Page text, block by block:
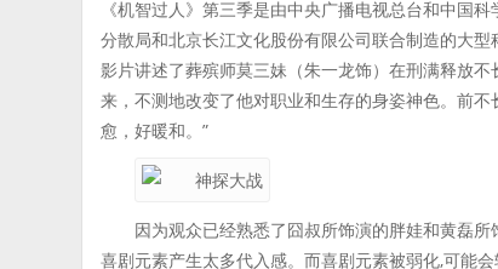
《机智过人》第三季是由中央广播电视总台和中国
分散局和北京长江文化股份有限公司联合制造的大
影片讲述了葬殡师莫三妹（朱一龙饰）在刑满释放
来，不测地改变了他对职业和生存的身姿神色。前
愈，好暖和。”
因为观众已经熟悉了囧叔所饰演的胖娃和黄磊
喜剧元素产生太多代入感。而喜剧元素被弱化,可能会